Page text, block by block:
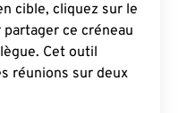
cible, cliquez sur le
ce créneau
Cet outil
réunions sur deux